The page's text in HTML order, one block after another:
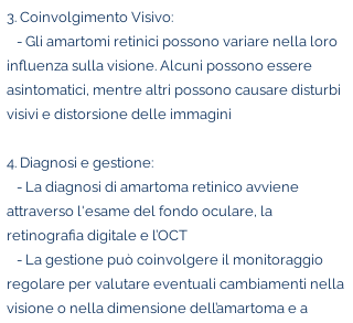
3. Coinvolgimento Visivo:
- Gli amartomi retinici possono variare nella loro
influenza sulla visione. Alcuni possono essere
asintomatici, mentre altri possono causare disturbi
visivi e distorsione delle immagini
4. Diagnosi e gestione:
- La diagnosi di amartoma retinico avviene
attraverso l'esame del fondo oculare, la
retinografia digitale e l’OCT
- La gestione può coinvolgere il monitoraggio
regolare per valutare eventuali cambiamenti nella
visione o nella dimensione dell’amartoma e a